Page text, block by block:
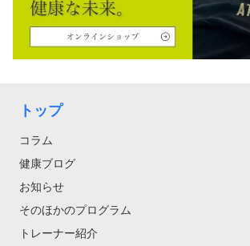
トップ
コラム
健康ブログ
お知らせ
そのほかのプログラム
トレーナー紹介